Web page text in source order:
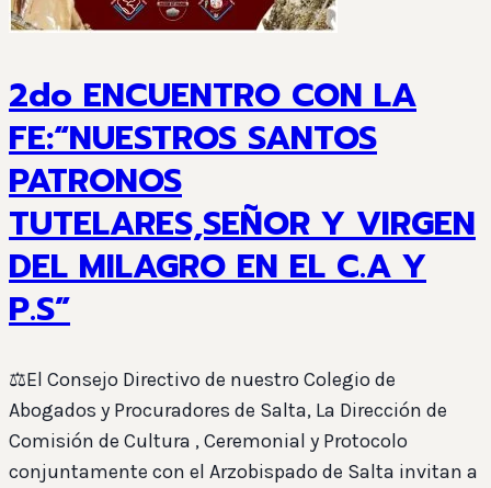
2do ENCUENTRO CON LA
FE:“NUESTROS SANTOS
PATRONOS
TUTELARES,SEÑOR Y VIRGEN
DEL MILAGRO EN EL C.A Y
P.S”
⚖️El Consejo Directivo de nuestro Colegio de
Abogados y Procuradores de Salta, La Dirección de
Comisión de Cultura , Ceremonial y Protocolo
conjuntamente con el Arzobispado de Salta invitan a